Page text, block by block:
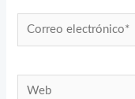
Correo
electrónico*
Web